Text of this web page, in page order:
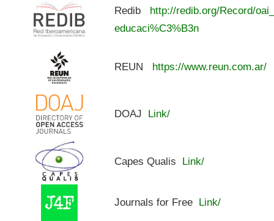
Redib
http://redib.org/Record/
educaci%C3%B3n
REUN https://www.reun.com.ar/
DOAJ Link/
Capes Qualis Link/
Journals for Free Link/